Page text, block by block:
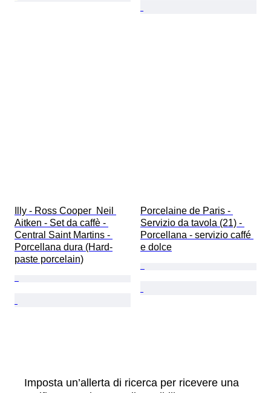
Illy - Ross Cooper  Neil
Aitken - Set da caffè -
Central Saint Martins -
Porcellana dura (Hard-
paste porcelain)
Porcelaine de Paris -
Servizio da tavola (21) -
Porcellana - servizio caffé
e dolce
Imposta un’allerta di ricerca per ricevere una